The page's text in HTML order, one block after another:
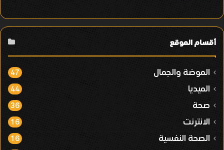
أقسام الموقع
الموضة والجمال 47
الميديا 44
صحة 36
الانترنت 16
الصحة النفسية 16